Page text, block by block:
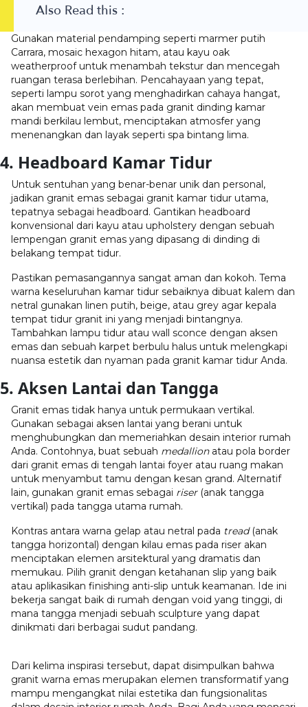
Also Read this :
Gunakan material pendamping seperti marmer putih
Carrara, mosaic hexagon hitam, atau kayu oak
weatherproof untuk menambah tekstur dan mencegah
ruangan terasa berlebihan. Pencahayaan yang tepat,
seperti lampu sorot yang menghadirkan cahaya hangat,
akan membuat vein emas pada granit dinding kamar
mandi berkilau lembut, menciptakan atmosfer yang
menenangkan dan layak seperti spa bintang lima.
4. Headboard Kamar Tidur
Untuk sentuhan yang benar-benar unik dan personal,
jadikan granit emas sebagai granit kamar tidur utama,
tepatnya sebagai headboard. Gantikan headboard
konvensional dari kayu atau upholstery dengan sebuah
lempengan granit emas yang dipasang di dinding di
belakang tempat tidur.
Pastikan pemasangannya sangat aman dan kokoh. Tema
warna keseluruhan kamar tidur sebaiknya dibuat kalem dan
netral gunakan linen putih, beige, atau grey agar kepala
tempat tidur granit ini yang menjadi bintangnya.
Tambahkan lampu tidur atau wall sconce dengan aksen
emas dan sebuah karpet berbulu halus untuk melengkapi
nuansa estetik dan nyaman pada granit kamar tidur Anda.
5. Aksen Lantai dan Tangga
Granit emas tidak hanya untuk permukaan vertikal.
Gunakan sebagai aksen lantai yang berani untuk
menghubungkan dan memeriahkan desain interior rumah
Anda. Contohnya, buat sebuah medallionatau pola border
dari granit emas di tengah lantai foyer atau ruang makan
untuk menyambut tamu dengan kesan grand. Alternatif
lain, gunakan granit emas sebagai riser(anak tangga
vertikal) pada tangga utama rumah.
Kontras antara warna gelap atau netral pada tread(anak
tangga horizontal) dengan kilau emas pada riser akan
menciptakan elemen arsitektural yang dramatis dan
memukau. Pilih granit dengan ketahanan slip yang baik
atau aplikasikan finishing anti-slip untuk keamanan. Ide ini
bekerja sangat baik di rumah dengan void yang tinggi, di
mana tangga menjadi sebuah sculpture yang dapat
dinikmati dari berbagai sudut pandang.
Dari kelima inspirasi tersebut, dapat disimpulkan bahwa
granit warna emas merupakan elemen transformatif yang
mampu mengangkat nilai estetika dan fungsionalitas